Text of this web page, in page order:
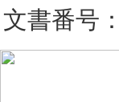
文書番号